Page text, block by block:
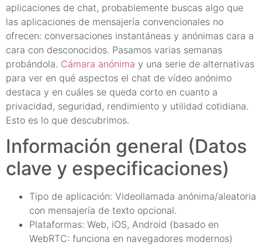
aplicaciones de chat, probablemente buscas algo que
las aplicaciones de mensajería convencionales no
ofrecen: conversaciones instantáneas y anónimas cara a
cara con desconocidos. Pasamos varias semanas
probándola. Cámara anónima y una serie de alternativas
para ver en qué aspectos el chat de vídeo anónimo
destaca y en cuáles se queda corto en cuanto a
privacidad, seguridad, rendimiento y utilidad cotidiana.
Esto es lo que descubrimos.
Información general (Datos
clave y especificaciones)
Tipo de aplicación: Videollamada anónima/aleatoria
con mensajería de texto opcional.
Plataformas: Web, iOS, Android (basado en
WebRTC: funciona en navegadores modernos)